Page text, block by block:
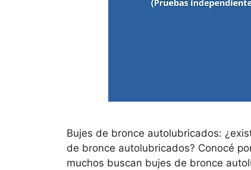
Bujes de bronce autolubricados:
de bronce autolubricados? Conocé
muchos buscan bujes de bronce